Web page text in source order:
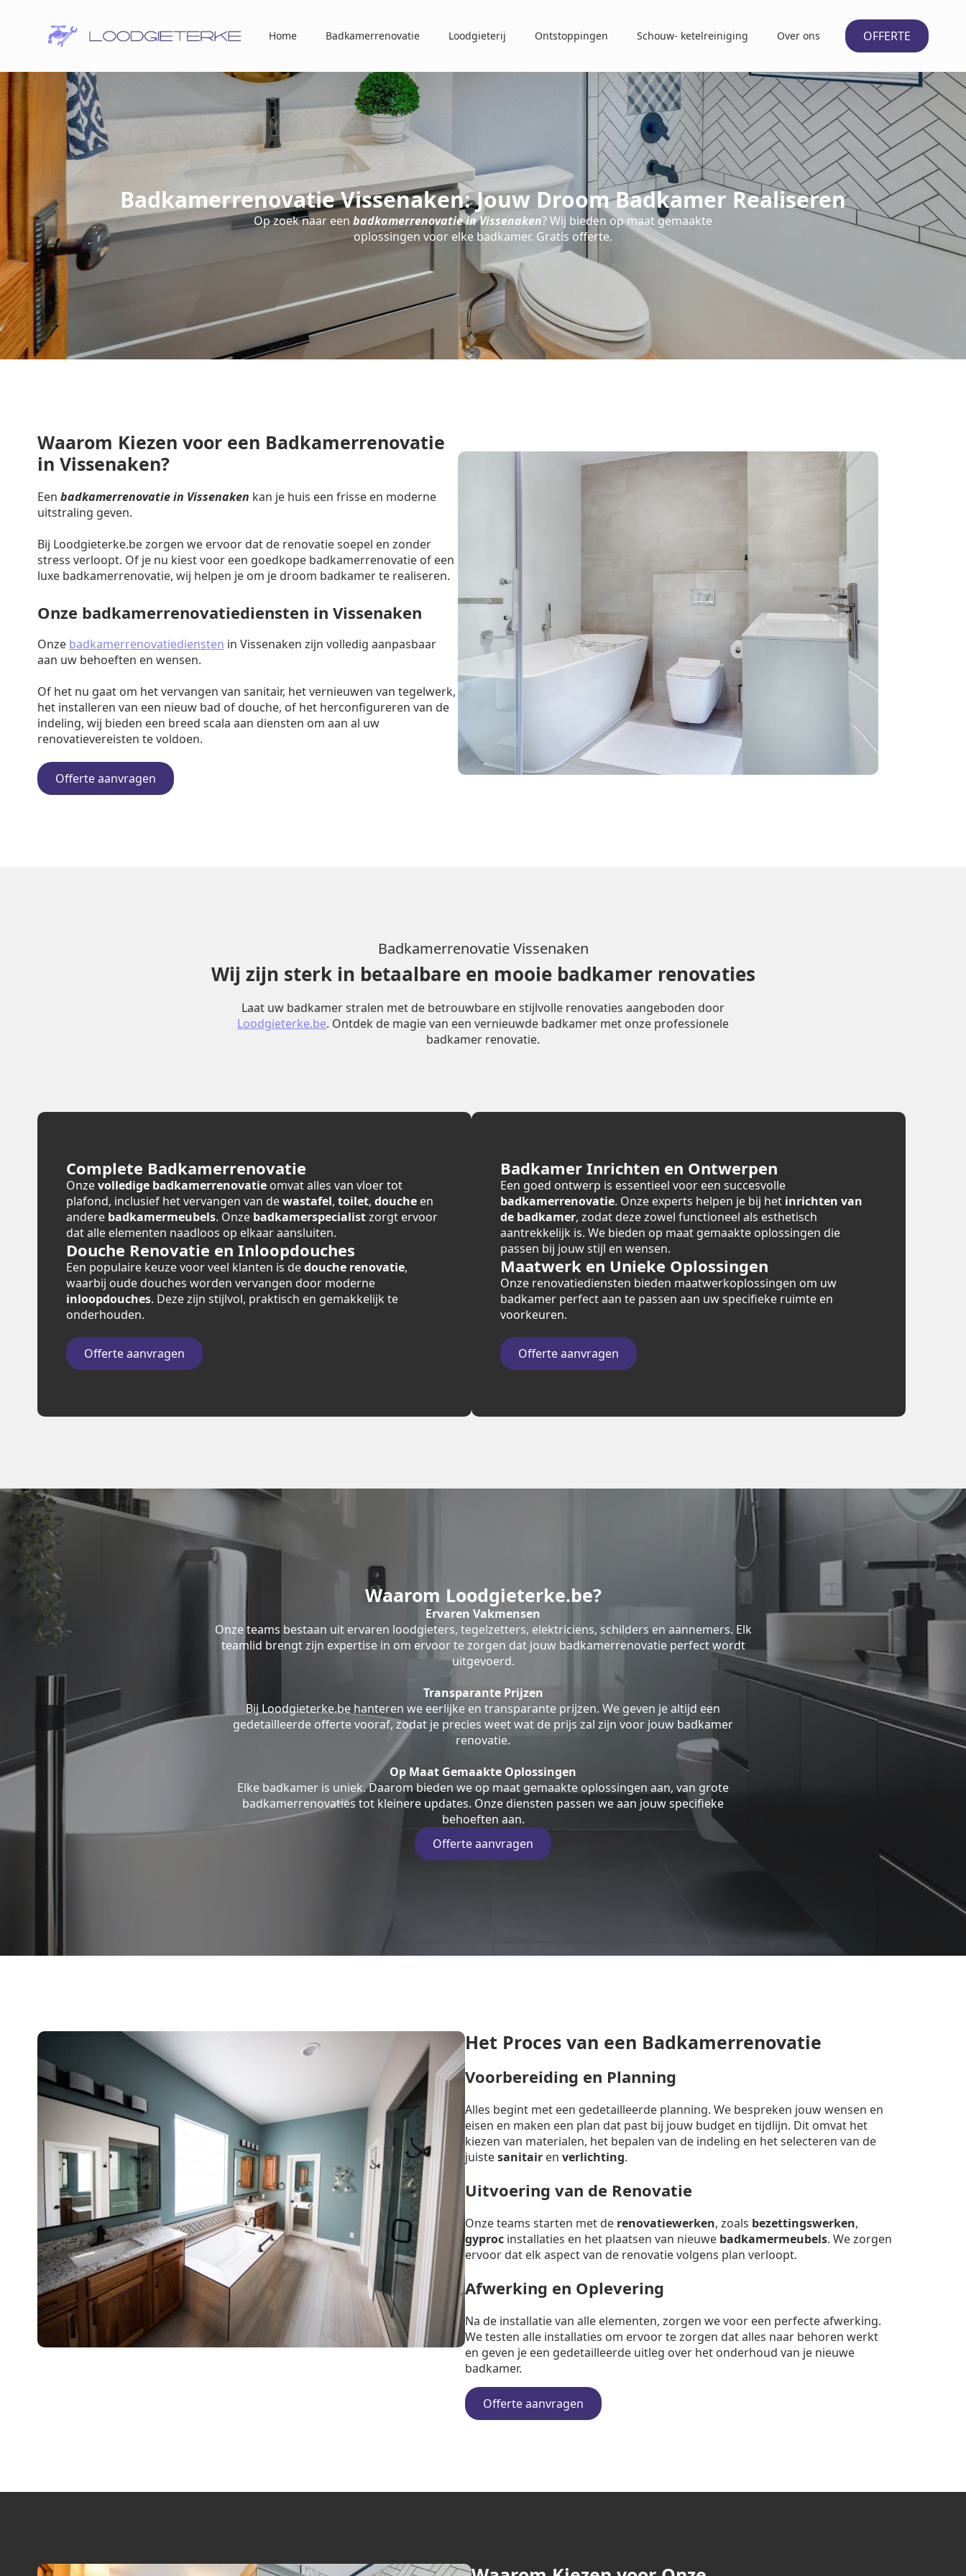
Home Badkamerrenovatie Loodgieterij Ontstoppingen Schouw- ketelreiniging Over ons OFFERTE
Badkamerrenovatie Vissenaken: Jouw Droom Badkamer Realiseren
Op zoek naar een badkamerrenovatie in Vissenaken? Wij bieden op maat gemaakte
oplossingen voor elke badkamer. Gratis offerte.
Waarom Kiezen voor een Badkamerrenovatie
in Vissenaken?
Een badkamerrenovatie in Vissenaken kan je huis een frisse en moderne
uitstraling geven.
Bij Loodgieterke.be zorgen we ervoor dat de renovatie soepel en zonder
stress verloopt. Of je nu kiest voor een goedkope badkamerrenovatie of een
luxe badkamerrenovatie, wij helpen je om je droom badkamer te realiseren.
Onze badkamerrenovatiediensten in Vissenaken
Onze badkamerrenovatiediensten in Vissenaken zijn volledig aanpasbaar
aan uw behoeften en wensen.
Of het nu gaat om het vervangen van sanitair, het vernieuwen van tegelwerk,
het installeren van een nieuw bad of douche, of het herconfigureren van de
indeling, wij bieden een breed scala aan diensten om aan al uw
renovatievereisten te voldoen.
Offerte aanvragen
Badkamerrenovatie Vissenaken
Wij zijn sterk in betaalbare en mooie badkamer renovaties
Laat uw badkamer stralen met de betrouwbare en stijlvolle renovaties aangeboden door
Loodgieterke.be. Ontdek de magie van een vernieuwde badkamer met onze professionele
badkamer renovatie.
Complete Badkamerrenovatie
Onzevolledige badkamerrenovatie omvat alles van vloer tot
plafond, inclusief het vervangen van dewastafel, toilet, douche en
andere badkamermeubels. Onze badkamerspecialistzorgt ervoor
dat alle elementen naadloos op elkaar aansluiten.
Douche Renovatie en Inloopdouches
Een populaire keuze voor veel klanten is dedouche renovatie,
waarbij oude douches worden vervangen door moderne
inloopdouches. Deze zijn stijlvol, praktisch en gemakkelijk te
onderhouden.
Offerte aanvragen
Badkamer Inrichten en Ontwerpen
Een goed ontwerp is essentieel voor een succesvolle
badkamerrenovatie. Onze experts helpen je bij het inrichten van
de badkamer, zodat deze zowel functioneel als esthetisch
aantrekkelijk is. We bieden op maat gemaakte oplossingen die
passen bij jouw stijl en wensen.
Maatwerk en Unieke Oplossingen
Onze renovatiediensten bieden maatwerkoplossingen om uw
badkamer perfect aan te passen aan uw specifieke ruimte en
voorkeuren.
Offerte aanvragen
Waarom Loodgieterke.be?
Ervaren Vakmensen
Onze teams bestaan uit ervaren loodgieters, tegelzetters, elektriciens, schilders en aannemers. Elk
teamlid brengt zijn expertise in om ervoor te zorgen dat jouw badkamerrenovatie perfect wordt
uitgevoerd.
Transparante Prijzen
Bij Loodgieterke.be hanteren we eerlijke en transparante prijzen. We geven je altijd een
gedetailleerde offerte vooraf, zodat je precies weet wat de prijs zal zijn voor jouw badkamer
renovatie.
Op Maat Gemaakte Oplossingen
Elke badkamer is uniek. Daarom bieden we op maat gemaakte oplossingen aan, van grote
badkamerrenovaties tot kleinere updates. Onze diensten passen we aan jouw specifieke
behoeften aan.
Offerte aanvragen
Het Proces van een Badkamerrenovatie
Voorbereiding en Planning
Alles begint met een gedetailleerde planning. We bespreken jouw wensen en
eisen en maken een plan dat past bij jouw budget en tijdlijn. Dit omvat het
kiezen van materialen, het bepalen van de indeling en het selecteren van de
juistesanitair en verlichting.
Uitvoering van de Renovatie
Onze teams starten met de renovatiewerken, zoals bezettingswerken,
gyproc installaties en het plaatsen van nieuwe badkamermeubels. We zorgen
ervoor dat elk aspect van de renovatie volgens plan verloopt.
Afwerking en Oplevering
Na de installatie van alle elementen, zorgen we voor een perfecte afwerking.
We testen alle installaties om ervoor te zorgen dat alles naar behoren werkt
en geven je een gedetailleerde uitleg over het onderhoud van je nieuwe
badkamer.
Offerte aanvragen